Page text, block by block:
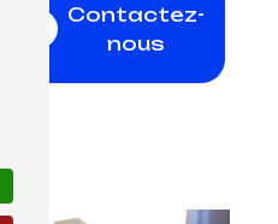
Contactez-
nous